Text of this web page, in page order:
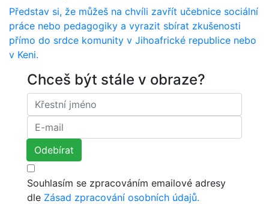
Představ si, že můžeš na chvíli zavřít učebnice sociální
práce nebo pedagogiky a vyrazit sbírat zkušenosti
přímo do srdce komunity v Jihoafrické republice nebo
v Keni.
Chceš být stále v obraze?
Souhlasím se zpracováním emailové adresy
dle Zásad zpracování osobních údajů.